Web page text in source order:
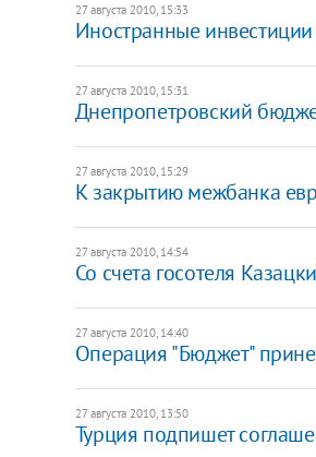
27 августа 2010, 15:33
Иностранные
27 августа 2010, 15:31
Днепропетровский
27 августа 2010, 15:29
К закрытию межбанка
27 августа 2010, 14:54
Со счета госотеля
27 августа 2010, 14:40
Операция "Бюджет"
27 августа 2010, 13:50
Турция подпишет